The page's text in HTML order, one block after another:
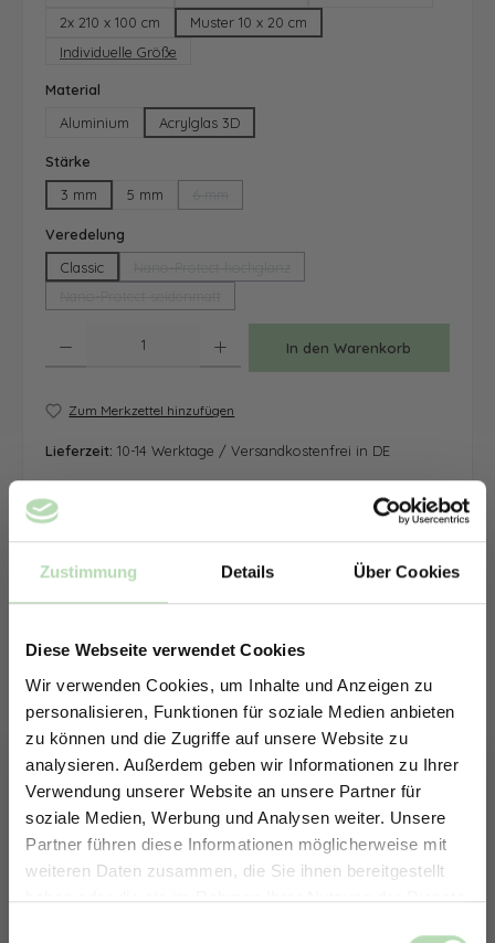
Zustimmung Details Über Cookies
Diese Webseite verwendet Cookies
Wir verwenden Cookies, um Inhalte und Anzeigen zu
personalisieren, Funktionen für soziale Medien anbieten
zu können und die Zugriffe auf unsere Website zu
analysieren. Außerdem geben wir Informationen zu Ihrer
Verwendung unserer Website an unsere Partner für
soziale Medien, Werbung und Analysen weiter. Unsere
Partner führen diese Informationen möglicherweise mit
weiteren Daten zusammen, die Sie ihnen bereitgestellt
haben oder die sie im Rahmen Ihrer Nutzung der Dienste
2x 210 x 100 cm
Muster 10 x 20 cm
Individuelle Größe
Material
Aluminium
Acrylglas 3D
Stärke
3 mm
5 mm
Veredelung
Classic
In den Warenkorb
Zum Merkzettel hinzufügen
Lieferzeit: 10-14 Werktage / Versandkostenfrei in DE
ERHALTE 5% RABATT AUF
DEINE RÜCKWÄNDE